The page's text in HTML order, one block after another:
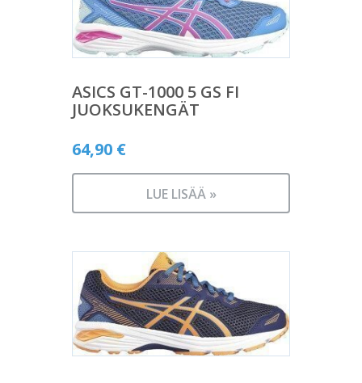
ASICS GT-1000 5 GS FI
JUOKSUKENGÄT
64,90 €
LUE LISÄÄ »